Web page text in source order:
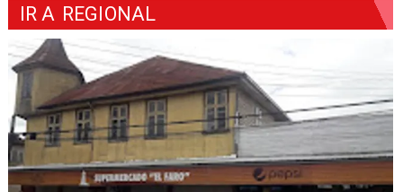
IR A REGIONAL